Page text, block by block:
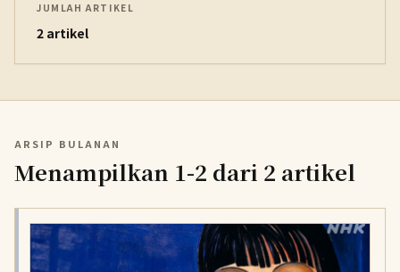
JUMLAH ARTIKEL
2 artikel
ARSIP BULANAN
Menampilkan 1-2 dari 2 artikel